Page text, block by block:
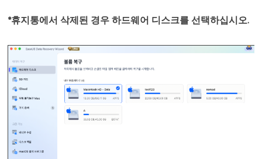
*휴지통에서 삭제된 경우 하드웨어 디스크를 선택하십시오.